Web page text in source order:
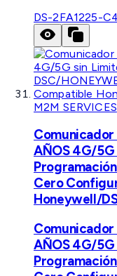
DS-2FA1225-
M2M SERVICES
Comunicador
AÑOS 4G/5G
Cero
Honeywell/
Comunicador
AÑOS 4G/5G